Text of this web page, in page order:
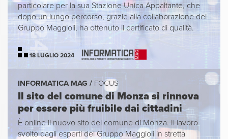
particolare per la sua Stazione Unica Appaltante, che
dopo un lungo percorso, grazie alla collaborazione del
Gruppo Maggioli, ha ottenuto il certificato di qualità.
18 LUGLIO 2024
INFORMATICA MAG / FOCUS
Il sito del comune di Monza si rinnova
per essere più fruibile dai cittadini
È online il nuovo sito del comune di Monza. Il lavoro
svolto dagli esperti del Gruppo Maggioli in stretta